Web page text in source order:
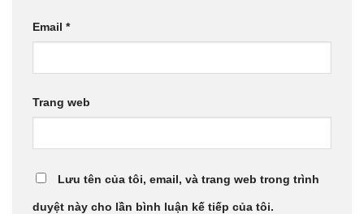
Email *
Trang web
Lưu tên của tôi, email, và trang web trong trình
duyệt này cho lần bình luận kế tiếp của tôi.